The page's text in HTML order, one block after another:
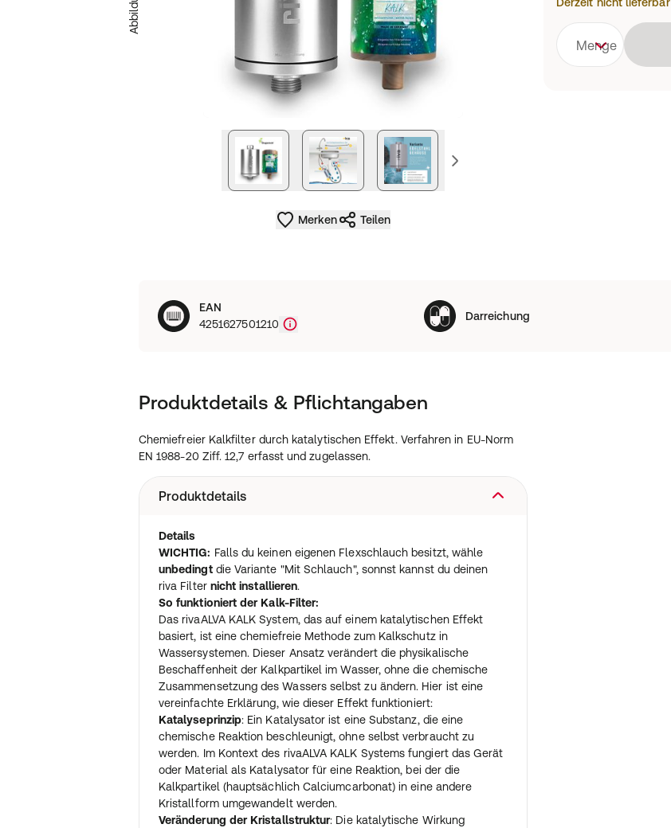
nächstes Bild vorheriges Bild
Merken Teilen
Menge
EAN
4251627501210
Darreichung
Produktdetails & Pflichtangaben
Chemiefreier Kalkfilter durch katalytischen Effekt. Verfahren in EU-Norm
EN 1988-20 Ziff. 12,7 erfasst und zugelassen.
Produktdetails
Details
WICHTIG: Falls du keinen eigenen Flexschlauch besitzt, wähle
unbedingtdie Variante "Mit Schlauch", sonnst kannst du deinen
riva Filter nicht installieren.
So funktioniert der Kalk-Filter:
Das rivaALVA KALK System, das auf einem katalytischen Effekt
basiert, ist eine chemiefreie Methode zum Kalkschutz in
Wassersystemen. Dieser Ansatz verändert die physikalische
Beschaffenheit der Kalkpartikel im Wasser, ohne die chemische
Zusammensetzung des Wassers selbst zu ändern. Hier ist eine
vereinfachte Erklärung, wie dieser Effekt funktioniert:
Katalyseprinzip: Ein Katalysator ist eine Substanz, die eine
chemische Reaktion beschleunigt, ohne selbst verbraucht zu
werden. Im Kontext des rivaALVA KALK Systems fungiert das Gerät
oder Material als Katalysator für eine Reaktion, bei der die
Kalkpartikel (hauptsächlich Calciumcarbonat) in eine andere
Kristallform umgewandelt werden.
Veränderung der Kristallstruktur: Die katalytische Wirkung